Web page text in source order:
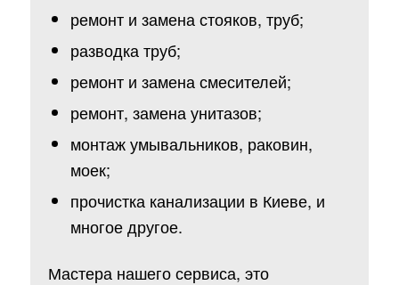
ремонт и замена стояков, труб;
разводка труб;
ремонт и замена смесителей;
ремонт, замена унитазов;
монтаж умывальников, раковин,
моек;
прочистка канализации в Киеве, и
многое другое.
Мастера нашего сервиса, это